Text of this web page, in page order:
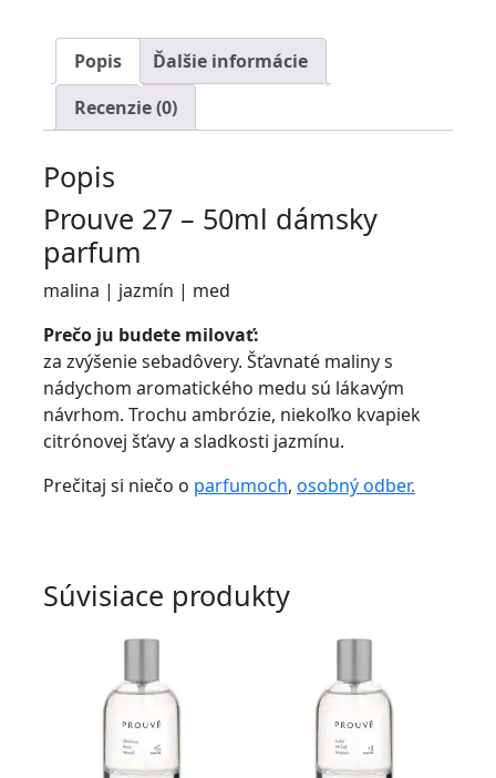
vonia
ako
Lady
Million
Popis
Ďalšie informácie
Recenzie (0)
Popis
Prouve 27 – 50ml dámsky
parfum
malina | jazmín | med
Prečo ju budete milovať:
za zvýšenie sebadôvery. Šťavnaté maliny s
nádychom aromatického medu sú lákavým
návrhom. Trochu ambrózie, niekoľko kvapiek
citrónovej šťavy a sladkosti jazmínu.
Prečitaj si niečo o parfumoch, osobný odber.
Súvisiace produkty